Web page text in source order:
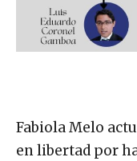
Fabiola Melo
en libertad por